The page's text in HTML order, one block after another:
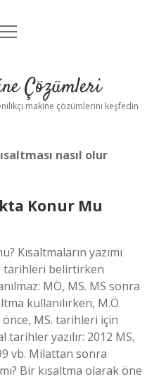
Uyarı
menüyü
Çözümleri
makine çözümlerini keşfedin
nasıl olur
Konur Mu
Kısaltmaların yazımı
tarihleri ​​belirtirken
MÖ, MS. MS sonra
kullanılırken, M.Ö.
MS. tarihleri ​​için
tarihler yazılır: 2012 MS,
vb. Milattan sonra
Bir kısaltma olarak öne